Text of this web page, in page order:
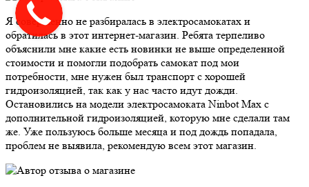
Я совершенно не разбиралась в электросамокатах и
обратилась в этот интернет-магазин. Ребята терпеливо
объяснили мне какие есть новинки не выше определенной
стоимости и помогли подобрать самокат под мои
потребности, мне нужен был транспорт с хорошей
гидроизоляцией, так как у нас часто идут дожди.
Остановились на модели электросамоката Ninbot Max с
дополнительной гидроизоляцией, которую мне сделали там
же. Уже пользуюсь больше месяца и под дождь попадала,
проблем не выявила, рекомендую всем этот магазин.